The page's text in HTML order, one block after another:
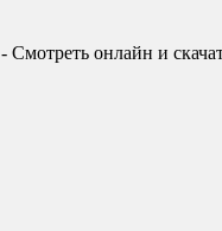
онлайн и